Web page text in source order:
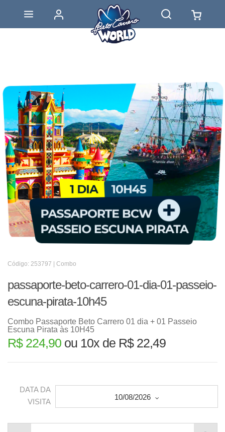
Código: 253797 | Combo
passaporte-beto-carrero-01-dia-01-passeio-
escuna-pirata-10h45
Combo Passaporte Beto Carrero 01 dia + 01 Passeio
Escuna Pirata às 10H45
R$ 224,90 ou 10x de R$ 22,49
DATA DA
VISITA
10/08/2026